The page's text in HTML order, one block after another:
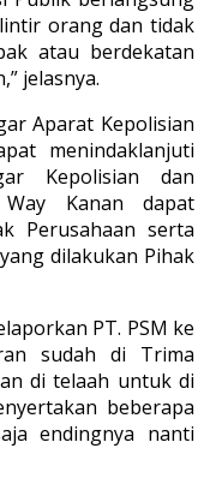
orang dan tidak
atau berdekatan
jelasnya.
Aparat Kepolisian
menindaklanjuti
Kepolisian dan
Kanan dapat
Perusahaan serta
dilakukan Pihak
PT. PSM ke
sudah di Trima
di telaah untuk di
beberapa
endingnya nanti